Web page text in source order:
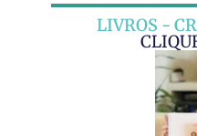
LIVROS -